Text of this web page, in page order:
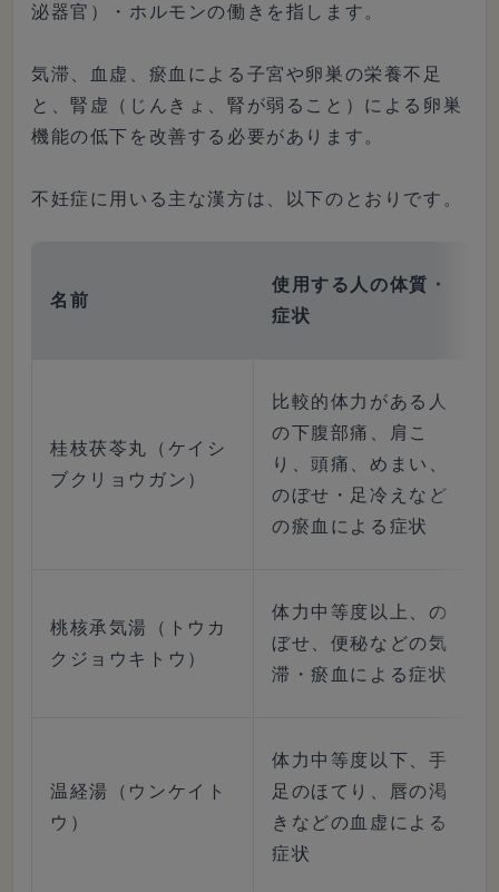
泌器官）・ホルモンの働きを指します。
気滞、血虚、瘀血による子宮や卵巣の栄養不足
と、腎虚（じんきょ、腎が弱ること）による卵巣
機能の低下を改善する必要があります。
不妊症に用いる主な漢方は、以下のとおりです。
名前
使用する人の体質・
症状
桂枝茯苓丸（ケイシ
ブクリョウガン）
比較的体力がある人
の下腹部痛、肩こ
り、頭痛、めまい、
のぼせ・足冷えなど
の瘀血による症状
桃核承気湯（トウカ
クジョウキトウ）
体力中等度以上、の
ぼせ、便秘などの気
滞・瘀血による症状
温経湯（ウンケイト
ウ）
体力中等度以下、手
足のほてり、唇の渇
きなどの血虚による
症状